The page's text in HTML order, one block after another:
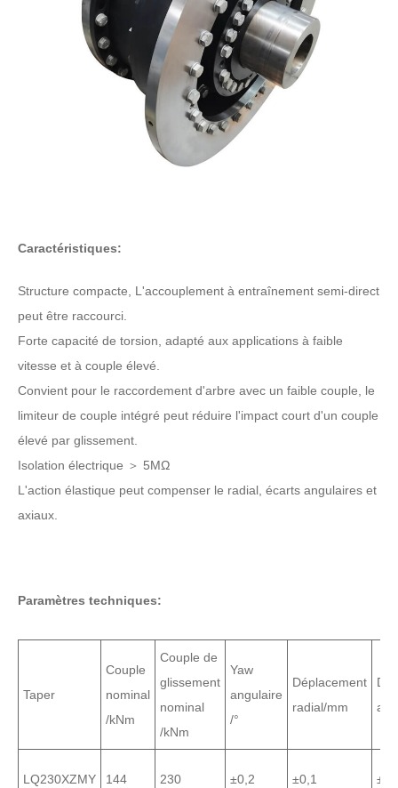
Caractéristiques:
Structure compacte, L'accouplement à entraînement semi-direct
peut être raccourci.
Forte capacité de torsion, adapté aux applications à faible
vitesse et à couple élevé.
Convient pour le raccordement d'arbre avec un faible couple, le
limiteur de couple intégré peut réduire l'impact court d'un couple
élevé par glissement.
Isolation électrique ＞ 5MΩ
L'action élastique peut compenser le radial, écarts angulaires et
axiaux.
Paramètres techniques:
Taper
Couple
nominal
/kNm
Couple de
glissement
nominal
/kNm
Yaw
angulaire
/°
Déplacement
radial/mm
LQ230XZMY 144 230 ±0,2 ±0,1